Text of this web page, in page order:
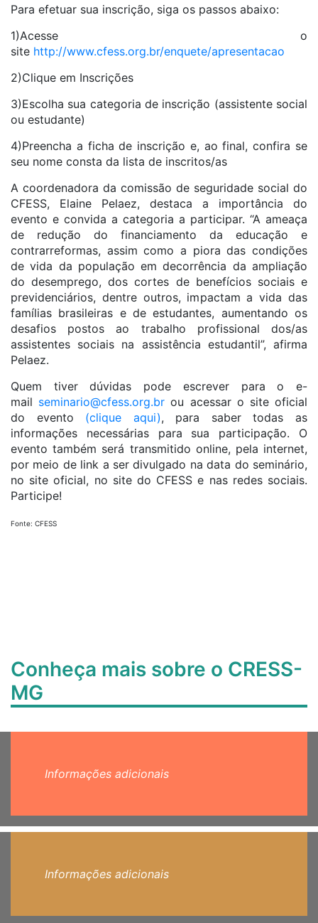
Para efetuar sua inscrição, siga os passos abaixo:
1)Acesse o
site http://www.cfess.org.br/enquete/apresentacao
2)Clique em Inscrições
3)Escolha sua categoria de inscrição (assistente social
ou estudante)
4)Preencha a ficha de inscrição e, ao final, confira se
seu nome consta da lista de inscritos/as
A coordenadora da comissão de seguridade social do
CFESS, Elaine Pelaez, destaca a importância do
evento e convida a categoria a participar. “A ameaça
de redução do financiamento da educação e
contrarreformas, assim como a piora das condições
de vida da população em decorrência da ampliação
do desemprego, dos cortes de benefícios sociais e
previdenciários, dentre outros, impactam a vida das
famílias brasileiras e de estudantes, aumentando os
desafios postos ao trabalho profissional dos/as
assistentes sociais na assistência estudantil”, afirma
Pelaez.
Quem tiver dúvidas pode escrever para o e-
mail seminario@cfess.org.br ou acessar o site oficial
do evento (clique aqui), para saber todas as
informações necessárias para sua participação. O
evento também será transmitido online, pela internet,
por meio de link a ser divulgado na data do seminário,
no site oficial, no site do CFESS e nas redes sociais.
Participe!
Fonte: CFESS
Conheça mais sobre o CRESS-
MG
Informações adicionais
Informações adicionais